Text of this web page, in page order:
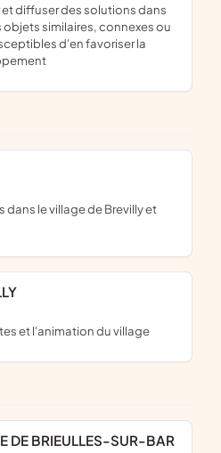
similaires, connexes ou
d'en favoriser la
et l'animation du village
DE BRIEULLES-SUR-BAR